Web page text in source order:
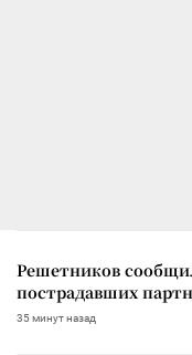
Решетников
пострадавших
35 минут назад